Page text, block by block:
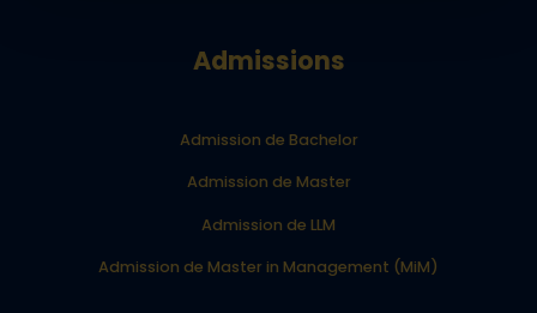
Admissions
Admission de Bachelor
Admission de Master
Admission de LLM
Admission de Master in Management (MiM)